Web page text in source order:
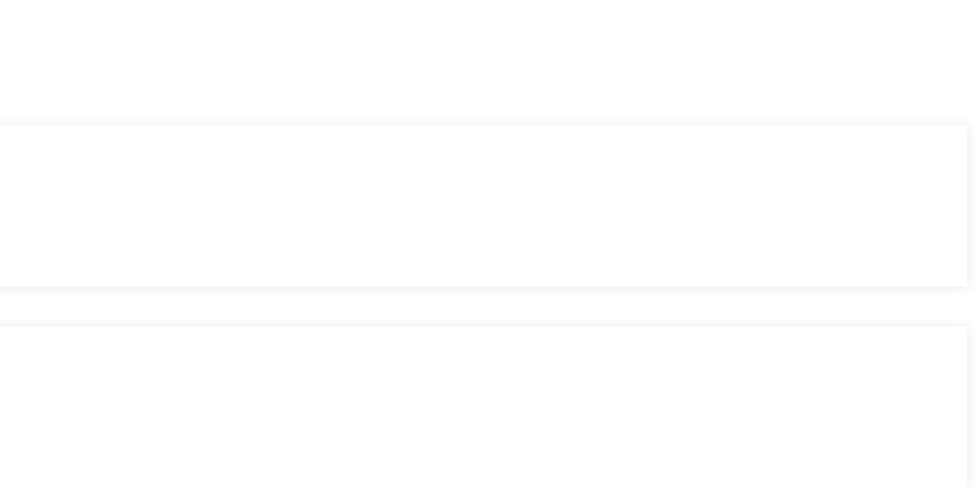
sans complications.
du marché.
des plateformes et des dApps.